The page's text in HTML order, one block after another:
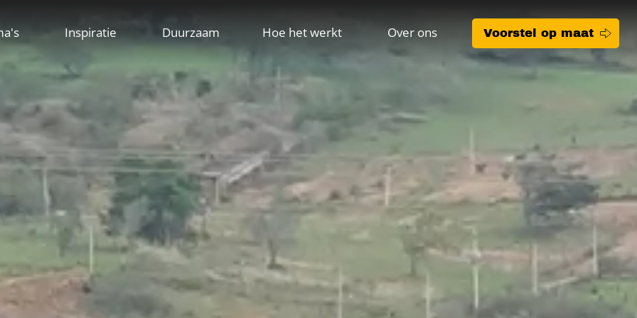
Inspiratie Duurzaam Hoe het werkt Over ons Voorstel op maat